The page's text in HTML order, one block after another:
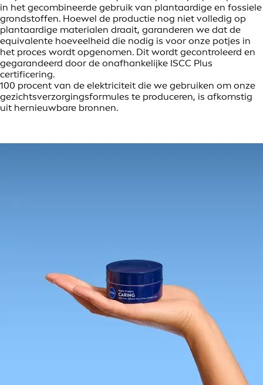
in het gecombineerde gebruik van plantaardige en fossiele
grondstoffen. Hoewel de productie nog niet volledig op
plantaardige materialen draait, garanderen we dat de
equivalente hoeveelheid die nodig is voor onze potjes in
het proces wordt opgenomen. Dit wordt gecontroleerd en
gegarandeerd door de onafhankelijke ISCC Plus
certificering.
100 procent van de elektriciteit die we gebruiken om onze
gezichtsverzorgingsformules te produceren, is afkomstig
uit hernieuwbare bronnen.